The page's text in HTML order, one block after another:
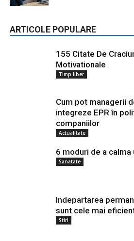
ARTICOLE POPULARE
155 Citate De
Motivationale
Timp liber
Cum pot managerii
integreze EPR în
companiilor
Actualitate
6 moduri de a calma
Sanatate
Indepartarea
sunt cele mai
Stiri